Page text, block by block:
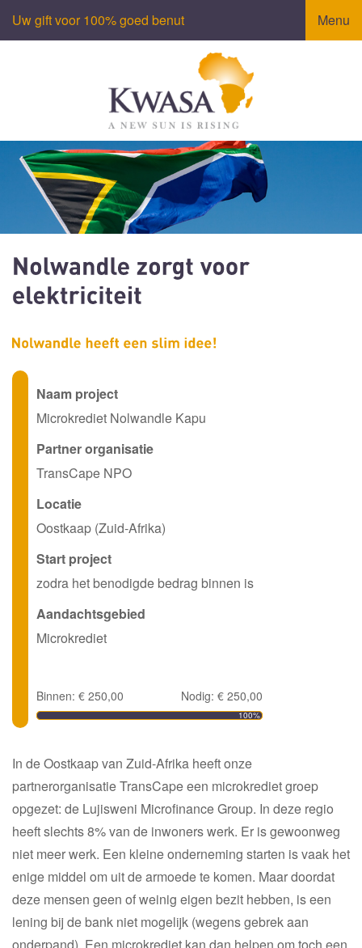
Uw gift voor 100% goed benut Menu
Naam project
Microkrediet Nolwandle Kapu
Partner organisatie
TransCape NPO
Locatie
Oostkaap (Zuid-Afrika)
Start project
zodra het benodigde bedrag binnen is
Aandachtsgebied
Microkrediet
Binnen: € 250,00 Nodig: € 250,00
100%
In de Oostkaap van Zuid-Afrika heeft onze
partnerorganisatie TransCape een microkrediet groep
opgezet: de Lujisweni Microfinance Group. In deze regio
heeft slechts 8% van de inwoners werk. Er is gewoonweg
niet meer werk. Een kleine onderneming starten is vaak het
enige middel om uit de armoede te komen. Maar doordat
deze mensen geen of weinig eigen bezit hebben, is een
lening bij de bank niet mogelijk (wegens gebrek aan
onderpand). Een microkrediet kan dan helpen om toch een